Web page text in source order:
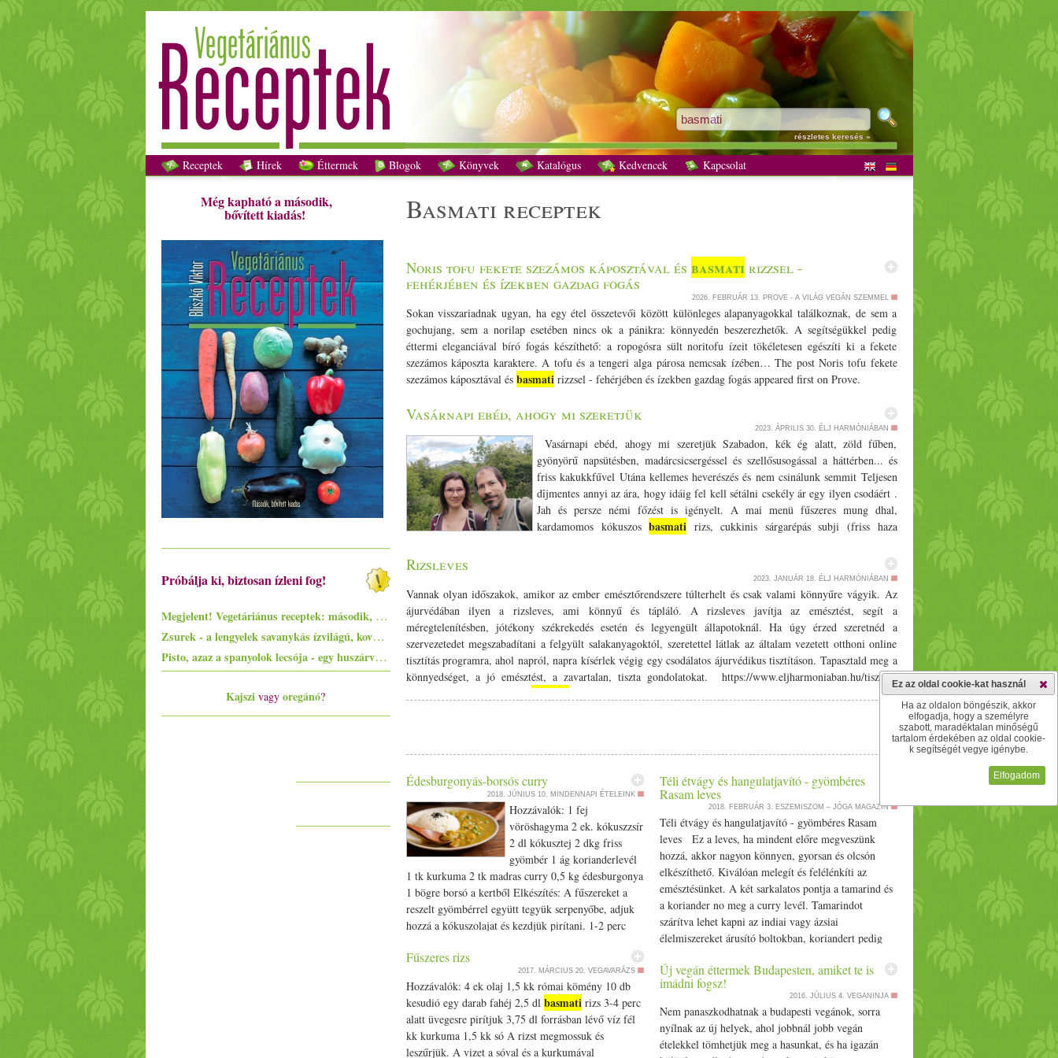
basmati receptek - Vegetáriánus receptek
részletes keresés »
Receptek Hírek Éttermek Blogok Könyvek Katalógus Kedvencek Kapcsolat
Még kapható a második,
bővített kiadás!
Próbálja ki, biztosan ízleni fog!
Megjelent! Vegetáriánus receptek: második, bővített, papír kiadás!
Zsurek - a lengyelek savanykás ízvilágú, kovászos levese
Pisto, azaz a spanyolok lecsója - egy huszárvágással tesszük laktatóbbá
Kajszi vagy oregánó?
basmati receptek
Noris tofu fekete szezámos káposztával és basmatirizzsel -
fehérjében és ízekben gazdag fogás
2026. FEBRUÁR 13. PROVE - A VILÁG VEGÁN SZEMMEL
Sokan visszariadnak ugyan, ha egy étel összetevői között különleges alapanyagokkal találkoznak, de sem a
gochujang, sem a norilap esetében nincs ok a pánikra: könnyedén beszerezhetők. A segítségükkel pedig
éttermi eleganciával bíró fogás készíthető: a ropogósra sült noritofu ízeit tökéletesen egészíti ki a fekete
szezámos káposzta karaktere. A tofu és a tengeri alga párosa nemcsak ízében… The post Noris tofu fekete
szezámos káposztával és basmatirizzsel - fehérjében és ízekben gazdag fogás appeared first on Prove.
Vasárnapi ebéd, ahogy mi szeretjük
2023. ÁPRILIS 30. ÉLJ HARMÓNIÁBAN
Vasárnapi ebéd, ahogy mi szeretjük Szabadon, kék ég alatt, zöld fűben,
gyönyörű napsütésben, madárcsicsergéssel és szellősusogással a háttérben... és
friss kakukkfűvel Utána kellemes heverészés és nem csinálunk semmit Teljesen
dîjmentes annyi az ára, hogy idáig fel kell sétálni csekély ár egy ilyen csodáért .
Jah és persze némi főzést is igényelt. A mai menü fűszeres mung dhal,
kardamomos kókuszosbasmati rizs, cukkinis sárgarépás subji (friss haza
Rizsleves
2023. JANUÁR 18. ÉLJ HARMÓNIÁBAN
Vannak olyan időszakok, amikor az ember emésztőrendszere túlterhelt és csak valami könnyűre vágyik. Az
ájurvédában ilyen a rizsleves, ami könnyű és tápláló. A rizsleves javítja az emésztést, segít a
méregtelenítésben, jótékony székrekedés esetén és legyengült állapotoknál. Ha úgy érzed szeretnéd a
szervezetedet megszabadítani a felgyült salakanyagoktól, szeretettel látlak az általam vezetett otthoni online
tisztítás programra, ahol napról, napra kísérlek végig egy csodálatos ájurvédikus tisztításon. Tapasztald meg a
könnyedséget, a jó emésztést, a zavartalan, tiszta gondolatokat. https:/­­/­­www.eljharmoniaban.hu/­­tisztitas
basmati2 csésze víz 1 teáskanál ghí himalája só római kömény (por) feketebors
fűszerezéssel is. Ha szeretnél az Egészséges és tudatos táplálkozásról többet tudni, szeretettel várlak
Egészséges táplálkozás és főzőtanfolyamomra. https:/­­/­­www.eljharmoniaban.hu/­­tudatos-taplalkozas
Egészségedre:) szeretettel: KAti
Édesburgonyás-borsós curry
2018. JÚNIUS 10. MINDENNAPI ÉTELEINK
Hozzávalók: 1 fej
vöröshagyma 2 ek. kókuszzsír
2 dl kókusztej 2 dkg friss
gyömbér 1 ág korianderlevél
1 tk kurkuma 2 tk madras curry 0,5 kg édesburgonya
1 bögre borsó a kertből Elkészítés: A fűszereket a
reszelt gyömbérrel együtt tegyük serpenyőbe, adjuk
hozzá a kókuszolajat és kezdjük pirítani. 1-2 perc
hozzá a megpucolt és felkockázott édesburgonyának
a 80%-át, a szintén meghámozott és felkockázott
vöröshagymát. Majd amikor megpuhult az
édesburgonya (5-10 perc), adjuk hozzá az előre
megpárolt borsót és a maradék (kihagyott)
összeturmixolt édesburgonyát. Tálaljuk friss
Fűszeres rizs
2017. MÁRCIUS 20. VEGAVARÁZS
Hozzávalók: 4 ek olaj 1,5 kk római kömény 10 db
kesudió egy darab fahéj 2,5 dl basmatirizs 3-4 perc
alatt üvegesre pirítjuk 3,75 dl forrásban lévő víz fél
kk kurkuma 1,5 kk só A rizst megmossuk és
leszűrjük. A vizet a sóval és a kurkumával
Téli étvágy és hangulatjavító - gyömbéres
Rasam leves
2018. FEBRUÁR 3. ESZEMISZOM – JÓGA MAGAZIN
Téli étvágy és hangulatjavító - gyömbéres Rasam
leves Ez a leves, ha mindent előre megveszünk
hozzá, akkor nagyon könnyen, gyorsan és olcsón
elkészíthető. Kiválóan melegít és felélénkíti az
emésztésünket. A két sarkalatos pontja a tamarind és
a koriander no meg a curry levél. Tamarindot
szárítva lehet kapni az indiai vagy ázsiai
élelmiszereket árusító boltokban, koriandert pedig
piacokon vagy szintén a már említett ázsia
boltokban. Curry levél ha nincs friss (ázsiai
boltokban fagyasztva árulják) akkor lehet kapni
fűszeresnél szárítottat is, az is jó. A rasam levesbe én
most tettem egy kis gyömbért is ezen az esős, téli
napon. És ami az extra nekem, hogy most házi
Új vegán éttermek Budapesten, amiket te is
imádni fogsz!
2016. JÚLIUS 4. VEGANINJA
Nem panaszkodhatnak a budapesti vegánok, sorra
nyílnak az új helyek, ahol jobbnál jobb vegán
ételekkel tömhetjük meg a hasunkat, és ha igazán
Ez az oldal cookie-kat használ
Ha az oldalon böngészik, akkor
elfogadja, hogy a személyre
szabott, maradéktalan minőségű
tartalom érdekében az oldal cookie-
k segítségét vegye igénybe.
Elfogadom